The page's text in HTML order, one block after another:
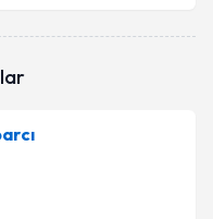
almanız için bir